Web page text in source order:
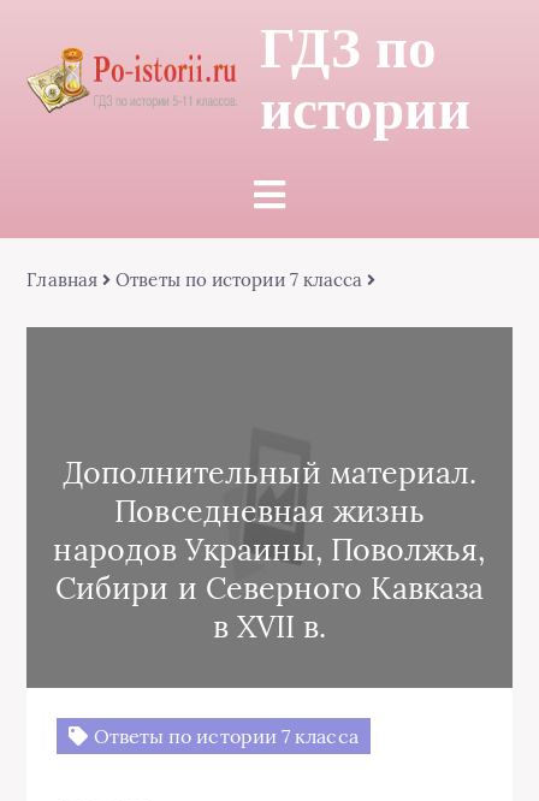
ГДЗ по
истории
Главная Ответы по истории 7 класса
Дополнительный материал.
Повседневная жизнь
народов Украины, Поволжья,
Сибири и Северного Кавказа
в XVII в.
Ответы по истории 7 класса